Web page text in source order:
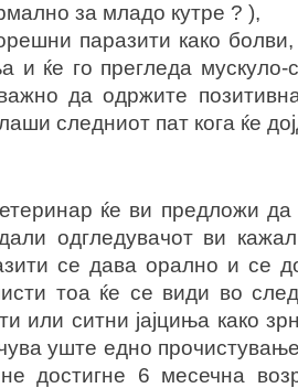
за младо кутре ? ),
паразити како
и ќе го прегледа мускуло-
да одржите
следниот пат кога ќе
ќе ви предложи
одгледувачот ви
се дава орално и се
тоа ќе се види во
или ситни јајциња како
уште едно
достигне 6 месечна